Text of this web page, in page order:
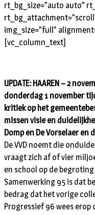
rt_bg_size=”auto auto”
img_size=”full”
[vc_column_text]
UPDATE: HAAREN – 2
donderdag 1 november
kritiek op het
missen visie en
Domp en De Vorselaer en
De VVD noemt die
vraagt zich af of vier
en school op de
Samenwerking 95 is dat
bedrag dat het vorige
Progressief 96 wees erop